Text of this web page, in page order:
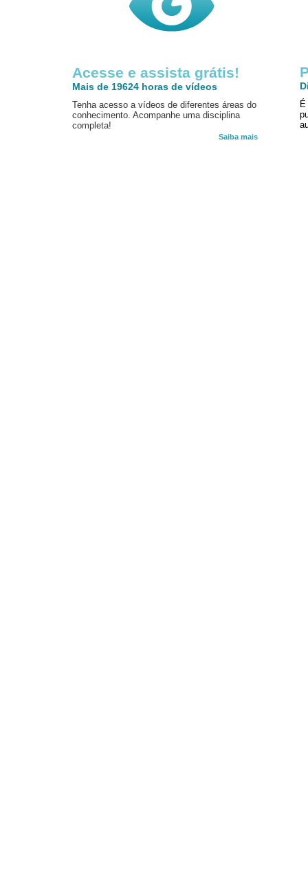
Acesse e assista grátis!
Mais de 19624 horas de vídeos
Tenha acesso a vídeos de diferentes áreas do
conhecimento. Acompanhe uma disciplina
completa!
Saiba mais